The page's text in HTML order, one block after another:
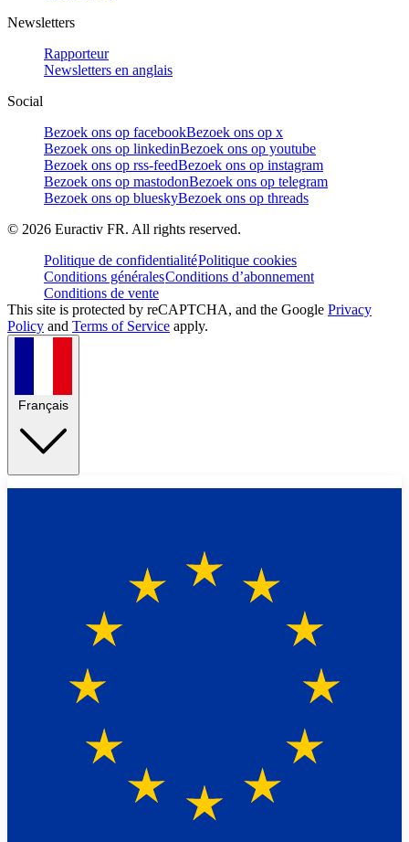
Newsletters
Rapporteur
Newsletters en anglais
Social
Bezoek ons op facebookBezoek ons op x
Bezoek ons op linkedinBezoek ons op youtube
Bezoek ons op rss-feedBezoek ons op instagram
Bezoek ons op mastodonBezoek ons op telegram
Bezoek ons op blueskyBezoek ons op threads
© 2026 Euractiv FR. All rights reserved.
Politique de confidentialitéPolitique cookies
Conditions généralesConditions d’abonnement
Conditions de vente
This site is protected by reCAPTCHA, and the Google Privacy
Policy and Terms of Service apply.
Français